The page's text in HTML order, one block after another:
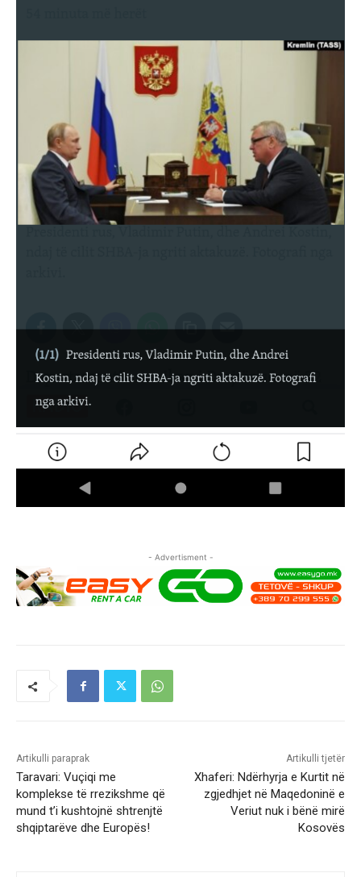
- Advertisment -
Artikulli paraprak
Taravari: Vuçiqi me
komplekse të rrezikshme që
mund t’i kushtojnë shtrenjtë
shqiptarëve dhe Europës!
Artikulli tjetër
Xhaferi: Ndërhyrja e Kurtit në
zgjedhjet në Maqedoninë e
Veriut nuk i bënë mirë
Kosovës